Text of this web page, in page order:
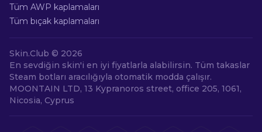
Tüm AWP kaplamaları
Tüm bıçak kaplamaları
Skin.Club © 2026
En sevdiğin skin'i en iyi fiyatlarla alabilirsin. Tüm takaslar
Steam botları aracılığıyla otomatik modda çalışır.
MOONTAIN LTD, 13 Kypranoros street, office 205, 1061,
Nicosia, Cyprus